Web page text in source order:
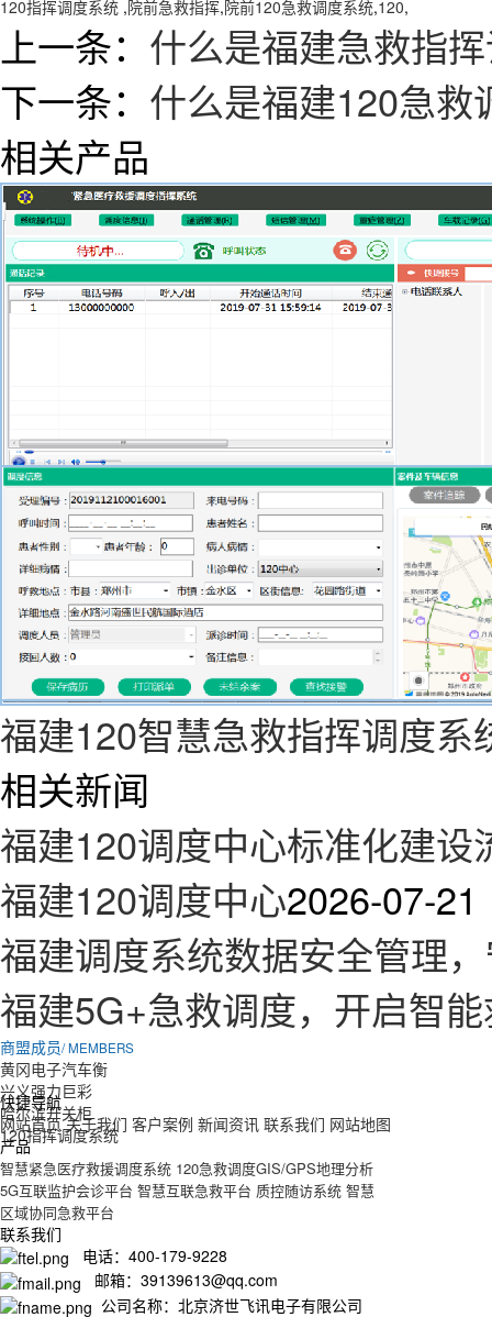
120指挥调度系统 ,院前急救指挥,院前120急救调度系统,120,
上一条： 什么是福建急救指
下一条： 什么是福建120急救
相关产品
福建120智慧急救指挥调度系
相关新闻
福建120调度中心标准化建设
福建120调度中心2026-07-21
福建调度系统数据安全管理
福建5G+急救调度，开启智
商盟成员/ MEMBERS
黄冈电子汽车衡
兴义强力巨彩
哈尔滨开关柜
120指挥调度系统
快捷导航
网站首页 关于我们 客户案例 新闻资讯 联系我们 网站地图
产品
智慧紧急医疗救援调度系统 120急救调度GIS/GPS地理分析
5G互联监护会诊平台 智慧互联急救平台 质控随访系统 智慧
区域协同急救平台
联系我们
电话：400-179-9228
邮箱：39139613@qq.com
公司名称：北京济世飞讯电子有限公司